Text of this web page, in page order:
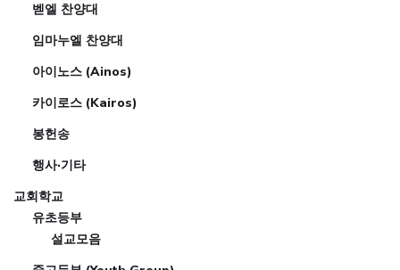
벧엘 찬양대
임마누엘 찬양대
아이노스 (Ainos)
카이로스 (Kairos)
봉헌송
행사·기타
교회학교
유초등부
설교모음